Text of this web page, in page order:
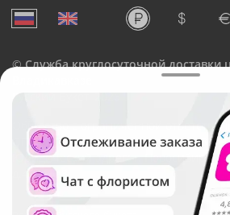
©Служба круглосуточной доставки
Русский Букет, 2026
Общество с ограниченной
ОГРН: 1195476081745, ИНН:
Юридический адрес: г. Новосибирск,
д.42, оф. 3